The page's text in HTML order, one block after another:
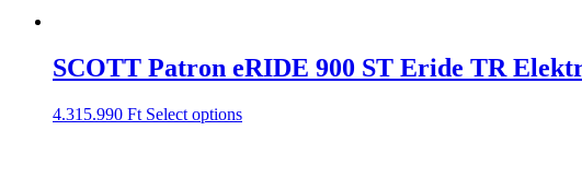
SCOTT Patron eRIDE 900 ST Eride TR
4.315.990 Ft Select options